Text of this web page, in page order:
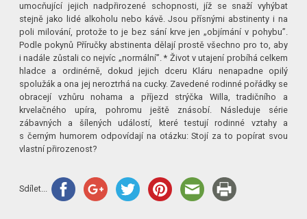
umocňující jejich nadpřirozené schopnosti, jíž se snaží vyhýbat
stejně jako lidé alkoholu nebo kávě. Jsou přísnými abstinenty i na
poli milování, protože to je bez sání krve jen „objímání v pohybu”.
Podle pokynů Příručky abstinenta dělají prostě všechno pro to, aby
i nadále zůstali co nejvíc „normální”. * Život v utajení probíhá celkem
hladce a ordinérně, dokud jejich dceru Kláru nenapadne opilý
spolužák a ona jej neroztrhá na cucky. Zavedené rodinné pořádky se
obracejí vzhůru nohama a příjezd strýčka Willa, tradičního a
krvelačného upíra, pohromu ještě znásobí. Následuje série
zábavných a šílených událostí, které testují rodinné vztahy a
s černým humorem odpovídají na otázku: Stojí za to popírat svou
vlastní přirozenost?
Sdílet...